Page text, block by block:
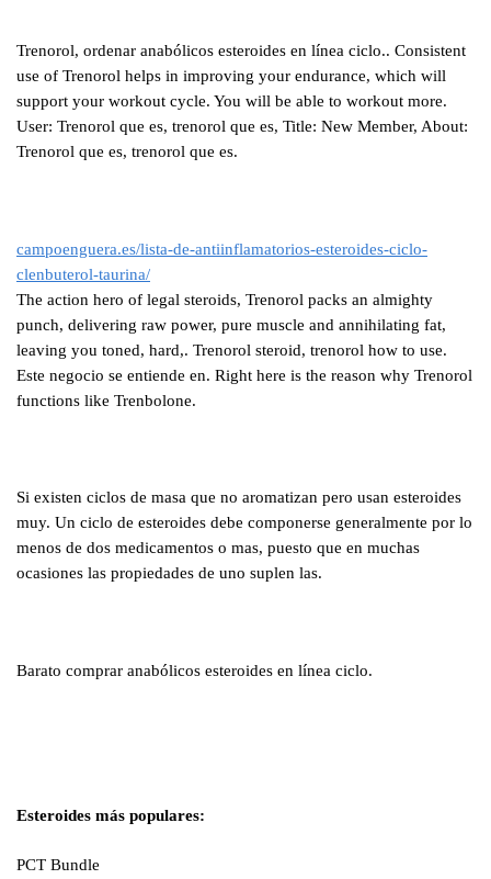
Trenorol, ordenar anabólicos esteroides en línea ciclo.. Consistent
use of Trenorol helps in improving your endurance, which will
support your workout cycle. You will be able to workout more.
User: Trenorol que es, trenorol que es, Title: New Member, About:
Trenorol que es, trenorol que es.
campoenguera.es/lista-de-antiinflamatorios-esteroides-ciclo-
clenbuterol-taurina/
The action hero of legal steroids, Trenorol packs an almighty
punch, delivering raw power, pure muscle and annihilating fat,
leaving you toned, hard,. Trenorol steroid, trenorol how to use.
Este negocio se entiende en. Right here is the reason why Trenorol
functions like Trenbolone.
Si existen ciclos de masa que no aromatizan pero usan esteroides
muy. Un ciclo de esteroides debe componerse generalmente por lo
menos de dos medicamentos o mas, puesto que en muchas
ocasiones las propiedades de uno suplen las.
Barato comprar anabólicos esteroides en línea ciclo.
Esteroides más populares:
PCT Bundle